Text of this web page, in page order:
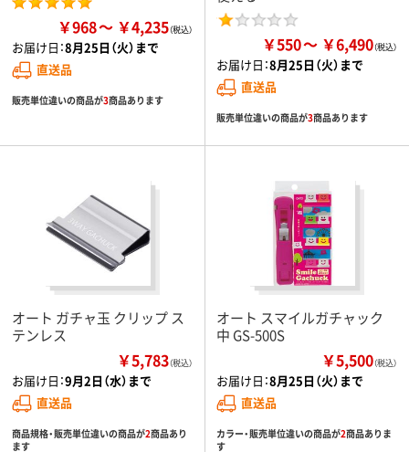
￥968 ￥4,235
お届け日：8月25日（火）まで
直送品
販売単位違いの商品が3商品あります
￥550 ￥6,490
お届け日：8月25日（火）まで
直送品
販売単位違いの商品が3商品あります
オート ガチャ玉 クリップ ス
テンレス
￥5,783（税込）
お届け日：9月2日（水）まで
直送品
商品規格・販売単位違いの商品が2商品あり
ます
オート スマイルガチャック
中 GS-500S
￥5,500（税込）
お届け日：8月25日（火）まで
直送品
カラー・販売単位違いの商品が2商品ありま
す